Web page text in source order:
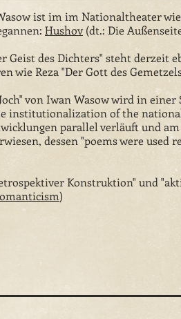
ist im im Nationaltheater
Hushov(dt.: Die
Geist des Dichters" steht
wie Reza "Der Gott des
von Iwan Wasow wird in
institutionalization of the
parallel verläuft und
dessen "poems were
Konstruktion" und
)